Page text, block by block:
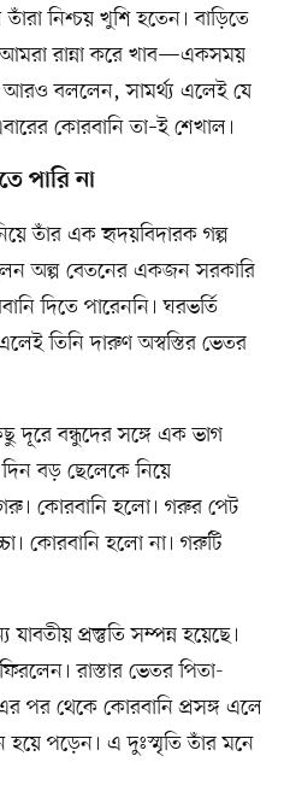
নিশ্চয় খুশি হতেন। বাড়িতে
রান্না করে খাব—একসময়
আরও বললেন, সামর্থ্য এলেই যে
কোরবানি তা–ই শেখাল।
পারি না
তাঁর এক হৃদয়বিদারক গল্প
অল্প বেতনের একজন সরকারি
দিতে পারেননি। ঘরভর্তি
তিনি দারুণ অস্বস্তির ভেতর
দূরে বন্ধুদের সঙ্গে এক ভাগ
বড় ছেলেকে নিয়ে
কোরবানি হলো। গরুর পেট
কোরবানি হলো না। গরুটি
যাবতীয় প্রস্তুতি সম্পন্ন হয়েছে।
রাস্তার ভেতর পিতা-
পর থেকে কোরবানি প্রসঙ্গ এলে
হয়ে পড়েন। এ দুঃস্মৃতি তাঁর মনে